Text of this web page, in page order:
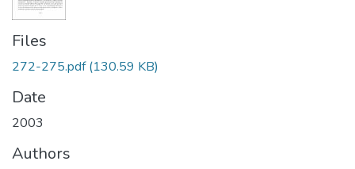
Files
272-275.pdf(130.59 KB)
Date
2003
Authors